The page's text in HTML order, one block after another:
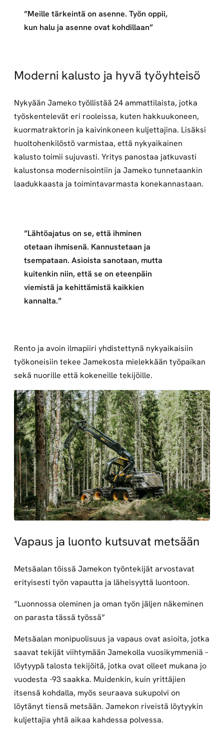
”Meille tärkeintä on asenne. Työn oppii,
kun halu ja asenne ovat kohdillaan”
Moderni kalusto ja hyvä työyhteisö
Nykyään Jameko työllistää 24 ammattilaista, jotka
työskentelevät eri rooleissa, kuten hakkuukoneen,
kuormatraktorin ja kaivinkoneen kuljettajina. Lisäksi
huoltohenkilöstö varmistaa, että nykyaikainen
kalusto toimii sujuvasti. Yritys panostaa jatkuvasti
kalustonsa modernisointiin ja Jameko tunnetaankin
laadukkaasta ja toimintavarmasta konekannastaan.
”Lähtöajatus on se, että ihminen
otetaan ihmisenä. Kannustetaan ja
tsempataan. Asioista sanotaan, mutta
kuitenkin niin, että se on eteenpäin
viemistä ja kehittämistä kaikkien
kannalta.”
Rento ja avoin ilmapiiri yhdistettynä nykyaikaisiin
työkoneisiin tekee Jamekosta mielekkään työpaikan
sekä nuorille että kokeneille tekijöille.
Vapaus ja luonto kutsuvat metsään
Metsäalan töissä Jamekon työntekijät arvostavat
erityisesti työn vapautta ja läheisyyttä luontoon.
”Luonnossa oleminen ja oman työn jäljen näkeminen
on parasta tässä työssä”
Metsäalan monipuolisuus ja vapaus ovat asioita, jotka
saavat tekijät viihtymään Jamekolla vuosikymmeniä –
löytyypä talosta tekijöitä, jotka ovat olleet mukana jo
vuodesta -93 saakka. Muidenkin, kuin yrittäjien
itsensä kohdalla, myös seuraava sukupolvi on
löytänyt tiensä metsään. Jamekon riveistä löytyykin
kuljettajia yhtä aikaa kahdessa polvessa.